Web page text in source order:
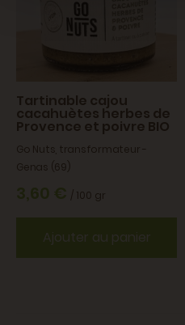
Tartinable cajou
cacahuètes herbes de
Provence et poivre BIO
Go Nuts, transformateur -
Genas (69)
3,60 € / 100 gr
Ajouter au panier